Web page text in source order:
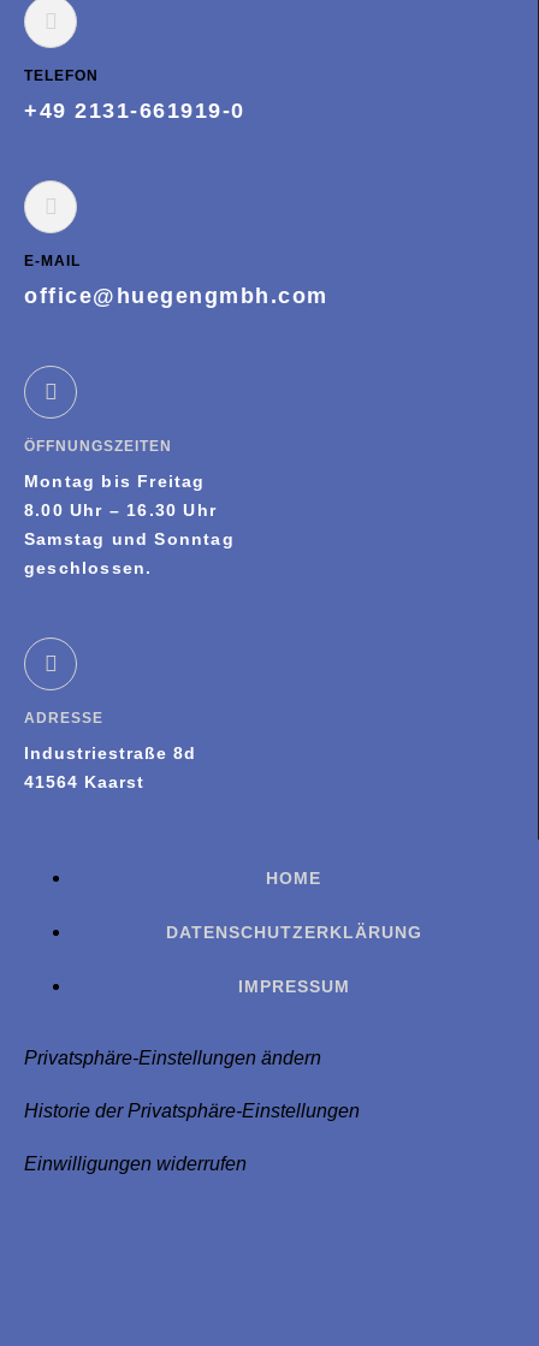
TELEFON
+49 2131-661919-0
E-MAIL
office@huegengmbh.com
ÖFFNUNGSZEITEN
Montag bis Freitag
8.00 Uhr – 16.30 Uhr
Samstag und Sonntag
geschlossen.
ADRESSE
Industriestraße 8d
41564 Kaarst
HOME
DATENSCHUTZERKLÄRUNG
IMPRESSUM
Privatsphäre-Einstellungen ändern
Historie der Privatsphäre-Einstellungen
Einwilligungen widerrufen